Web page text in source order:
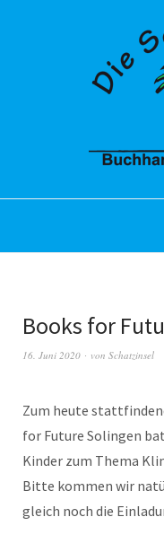
Books for
16. Juni 2020 von Schatzinsel
Zum heute
for Future Solingen
Kinder zum Thema
Bitte kommen wir
gleich noch die